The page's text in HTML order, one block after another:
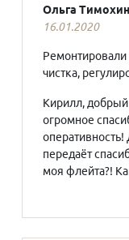
Ольга
16.01.2020
чистка,
Кирилл, добрый
огромное
передаёт
моя флейта?!